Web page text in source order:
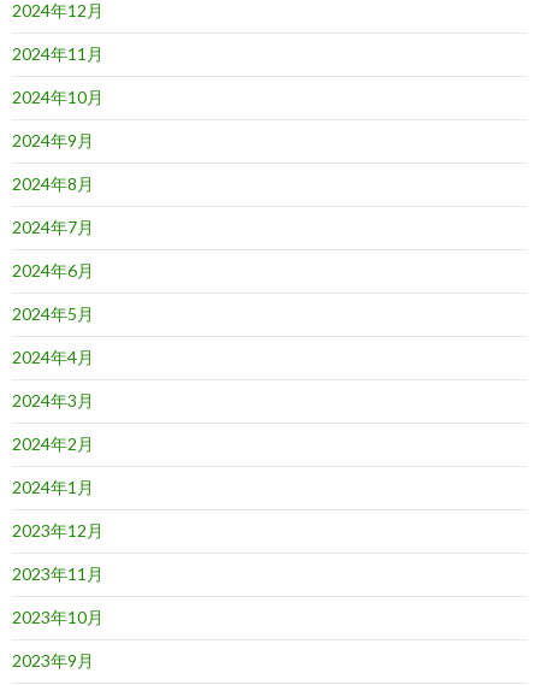
2024年12月
2024年11月
2024年10月
2024年9月
2024年8月
2024年7月
2024年6月
2024年5月
2024年4月
2024年3月
2024年2月
2024年1月
2023年12月
2023年11月
2023年10月
2023年9月